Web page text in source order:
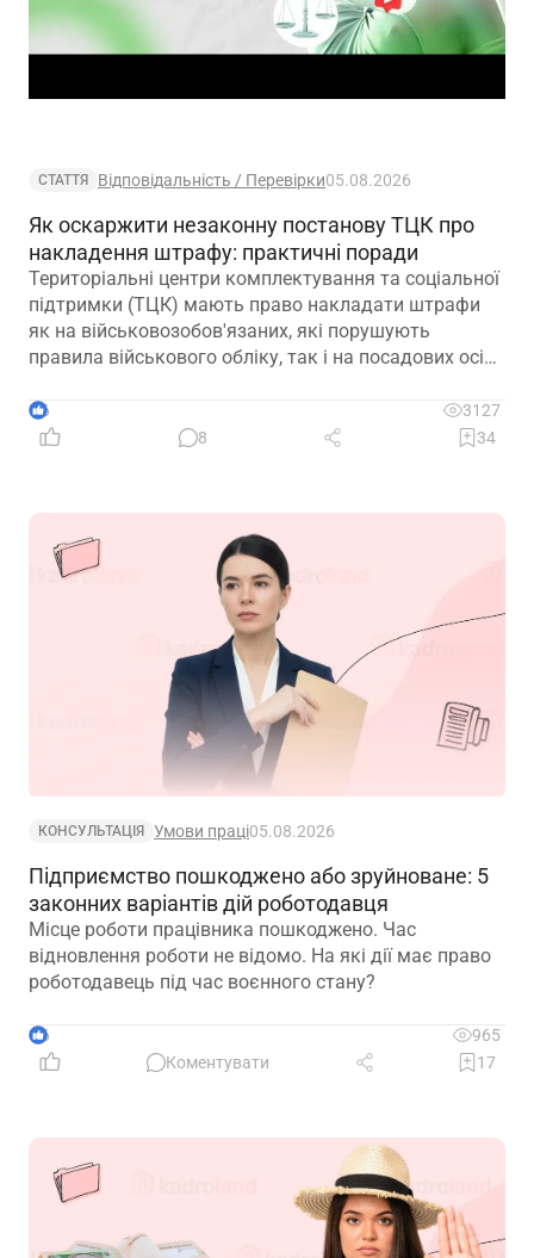
СТАТТЯ Відповідальність / Перевірки05.08.2026
Як оскаржити незаконну постанову ТЦК про
накладення штрафу: практичні поради
Територіальні центри комплектування та соціальної
підтримки (ТЦК) мають право накладати штрафи
як на військовозобов'язаних, які порушують
правила військового обліку, так і на посадових осіб,
мобілізаційну підготовку та мобілізацію. Часто
йдеться про неналежне ведення військового обліку
штрафом, та дієвий алгоритм його оскарження
6
3127
8
34
КОНСУЛЬТАЦІЯ Умови праці05.08.2026
Підприємство пошкоджено або зруйноване: 5
законних варіантів дій роботодавця
Місце роботи працівника пошкоджено. Час
відновлення роботи не відомо. На які дії має право
роботодавець під час воєнного стану?
6
965
Коментувати
17